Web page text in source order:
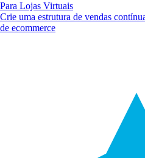
Para Lojas Virtuais
Crie uma estrutura de vendas
de ecommerce